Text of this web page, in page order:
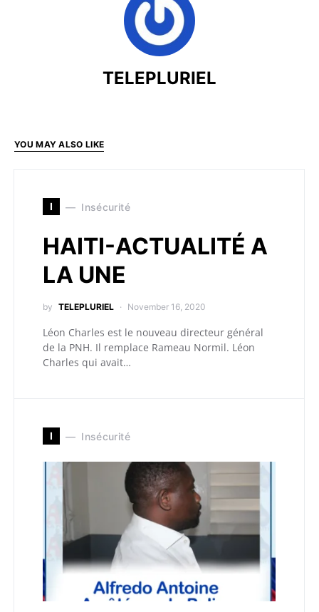
TELEPLURIEL
YOU MAY ALSO LIKE
I Insécurité
HAITI-ACTUALITÉ A
LA UNE
by TELEPLURIEL November 16, 2020
Léon Charles est le nouveau directeur général
de la PNH. Il remplace Rameau Normil. Léon
Charles qui avait…
I Insécurité